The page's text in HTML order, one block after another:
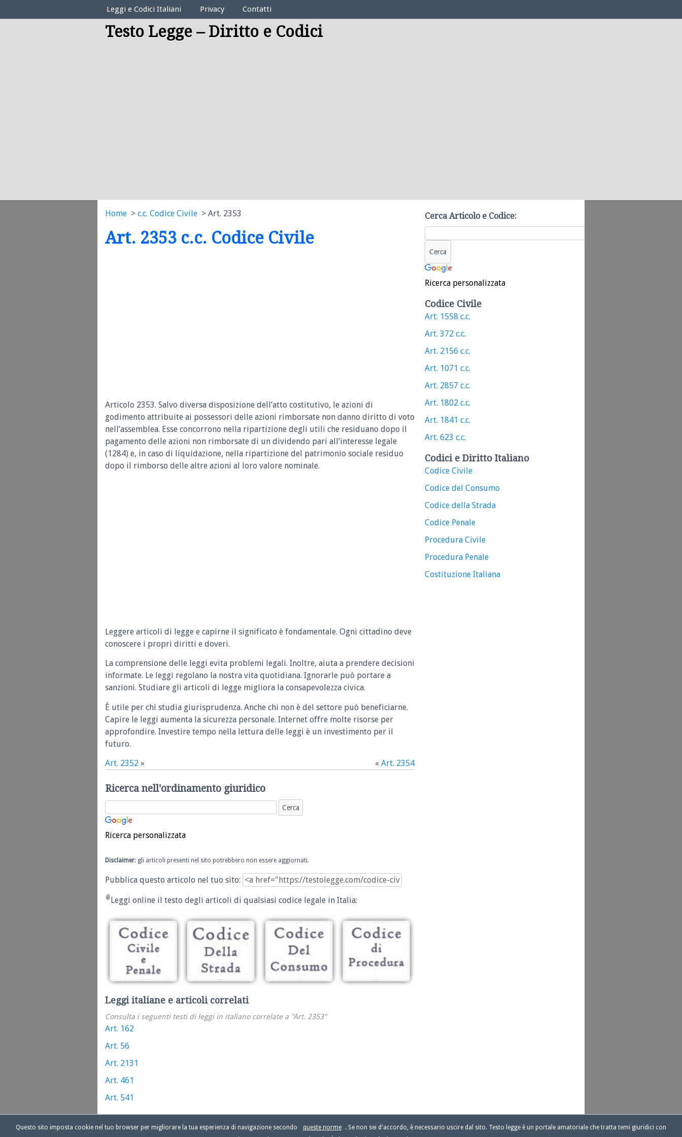
Elenco Codici Legali
Leggi e Codici Italiani Privacy Contatti
Testo Legge – Diritto e Codici
Home c.c. Codice Civile Art. 2353
Art. 2353 c.c. Codice Civile
Articolo 2353. Salvo diversa disposizione dell’atto costitutivo, le azioni di
godimento attribuite ai possessori delle azioni rimborsate non danno diritto di voto
nell’assemblea. Esse concorrono nella ripartizione degli utili che residuano dopo il
pagamento delle azioni non rimborsate di un dividendo pari all’interesse legale
(1284) e, in caso di liquidazione, nella ripartizione del patrimonio sociale residuo
dopo il rimborso delle altre azioni al loro valore nominale.
Leggere articoli di legge e capirne il significato è fondamentale. Ogni cittadino deve
conoscere i propri diritti e doveri.
La comprensione delle leggi evita problemi legali. Inoltre, aiuta a prendere decisioni
informate. Le leggi regolano la nostra vita quotidiana. Ignorarle può portare a
sanzioni. Studiare gli articoli di legge migliora la consapevolezza civica.
È utile per chi studia giurisprudenza. Anche chi non è del settore può beneficiarne.
Capire le leggi aumenta la sicurezza personale. Internet offre molte risorse per
approfondire. Investire tempo nella lettura delle leggi è un investimento per il
futuro.
Art. 2352 » « Art. 2354
Ricerca nell'ordinamento giuridico
Ricerca personalizzata
Disclaimer: gli articoli presenti nel sito potrebbero non essere aggiornati.
Pubblica questo articolo nel tuo sito:
Leggi online il testo degli articoli di qualsiasi codice legale in Italia:
Leggi italiane e articoli correlati
Consulta i seguenti testi di leggi in italiano correlate a "Art. 2353"
Art. 162
Art. 56
Art. 2131
Art. 461
Art. 541
Cerca Articolo e Codice:
Ricerca personalizzata
Codice Civile
Art. 1558 c.c.
Art. 372 c.c.
Art. 2156 c.c.
Art. 1071 c.c.
Art. 2857 c.c.
Art. 1802 c.c.
Art. 1841 c.c.
Art. 623 c.c.
Codici e Diritto Italiano
Codice Civile
Codice del Consumo
Codice della Strada
Codice Penale
Procedura Civile
Procedura Penale
Costituzione Italiana
Questo sito imposta cookie nel tuo browser per migliorare la tua esperienza di navigazione secondo queste norme
. Se non sei d'accordo, è necessario uscire dal sito. Testo legge è un portale amatoriale che tratta temi giuridici con